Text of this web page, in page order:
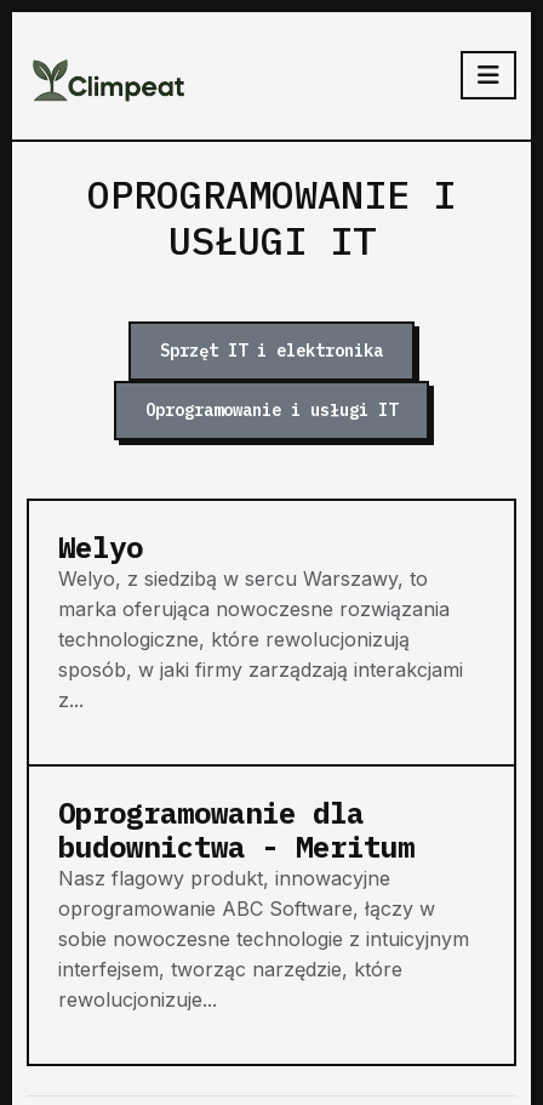
OPROGRAMOWANIE I
USŁUGI IT
Sprzęt IT i elektronika
Oprogramowanie i usługi IT
Welyo
Welyo, z siedzibą w sercu Warszawy, to
marka oferująca nowoczesne rozwiązania
technologiczne, które rewolucjonizują
sposób, w jaki firmy zarządzają interakcjami
z...
Oprogramowanie dla
budownictwa - Meritum
Nasz flagowy produkt, innowacyjne
oprogramowanie ABC Software, łączy w
sobie nowoczesne technologie z intuicyjnym
interfejsem, tworząc narzędzie, które
rewolucjonizuje...